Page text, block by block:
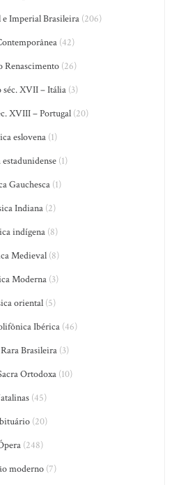
Imperial Brasileira(206)
(42)
Renascimento (26)
séc. XVII – Itália (3)
XVIII – Portugal (20)
eslovena(1)
(1)
Gauchesca(1)
Indiana(2)
indígena(8)
Medieval(8)
Moderna(3)
oriental (5)
Ibérica(46)
Brasileira (3)
Ortodoxa (10)
(45)
(20)
(248)
moderno (7)